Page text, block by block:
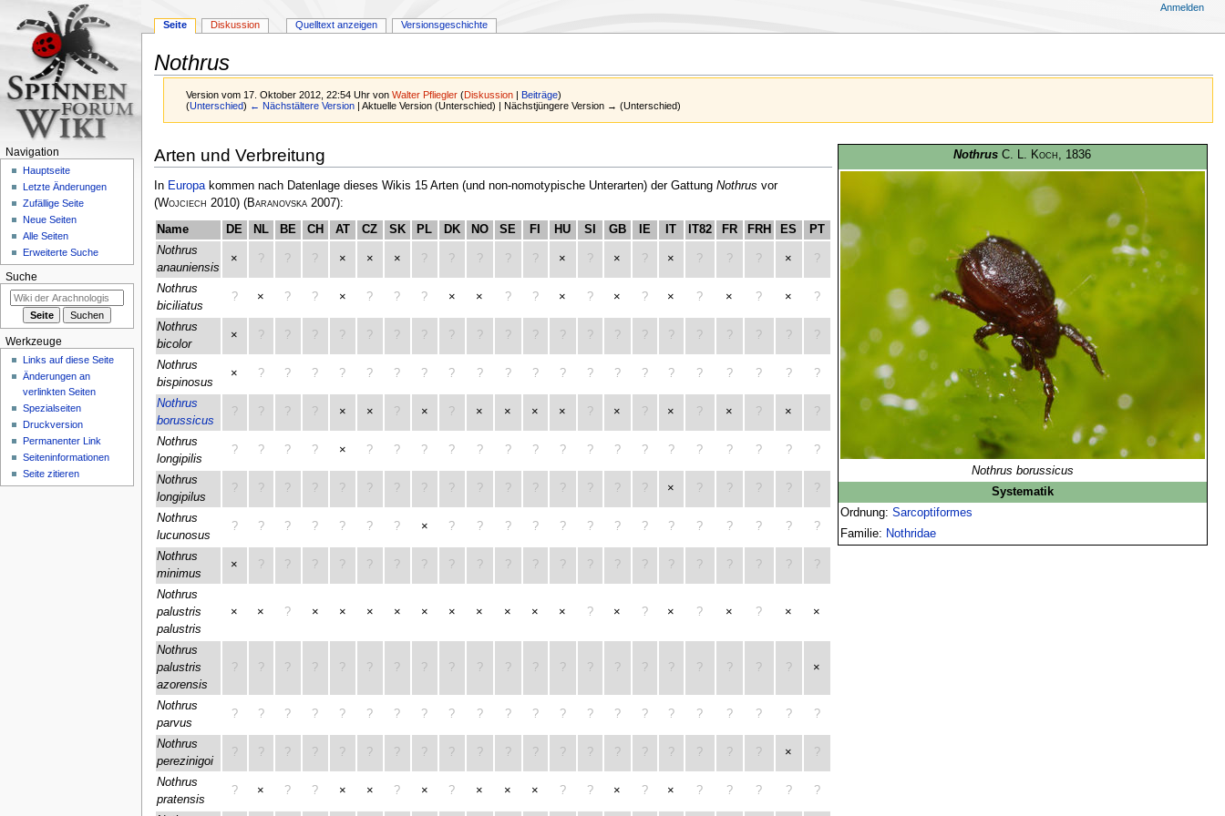
Nothrus
Version vom 17. Oktober 2012, 22:54 Uhr vonWalter Pfliegler (Diskussion Beiträge)
(Unterschied) ← Nächstältere Version | Aktuelle Version (Unterschied) | Nächstjüngere Version → (Unterschied)
Navigation
springen
Suche
springen
Nothrus C. L. Koch , 1836
Nothrus borussicus
Systematik
Ordnung: Sarcoptiformes
Familie: Nothridae
Arten und Verbreitung
In Europakommen nach Datenlage dieses Wikis 15 Arten (und non-nomotypische Unterarten) der Gattung Nothrus vor
(Wojciech 2010) (Baranovska2007):
Name DE NL BE CH AT CZ SK PL DK NO SE FI HU SI GB IE IT IT82 FR FRH ES
PT
Nothrus
anauniensis
× ? ? ? × × × ? ? ? ? ? × ? × ? × ? ? ? × ?
Nothrus
biciliatus
? × ? ? × ? ? ? × × ? ? × ? × ? × ? × ? × ?
Nothrus
bicolor
× ? ? ? ? ? ? ? ? ? ? ? ? ? ? ? ? ? ? ? ? ?
Nothrus
bispinosus
× ? ? ? ? ? ? ? ? ? ? ? ? ? ? ? ? ? ? ? ? ?
Nothrus
borussicus
? ? ? ? × × ? × ? × × × × ? × ? × ? × ? × ?
Nothrus
longipilis
? ? ? ? × ? ? ? ? ? ? ? ? ? ? ? ? ? ? ? ? ?
Nothrus
longipilus
? ? ? ? ? ? ? ? ? ? ? ? ? ? ? ? × ? ? ? ? ?
Nothrus
lucunosus
? ? ? ? ? ? ? × ? ? ? ? ? ? ? ? ? ? ? ? ? ?
Nothrus
minimus
× ? ? ? ? ? ? ? ? ? ? ? ? ? ? ? ? ? ? ? ? ?
Nothrus
palustris
palustris
× × ? × × × × × × × × × × ? × ? × ? × ? × ×
Nothrus
palustris
azorensis
? ? ? ? ? ? ? ? ? ? ? ? ? ? ? ? ? ? ? ? ? ×
Nothrus
parvus
? ? ? ? ? ? ? ? ? ? ? ? ? ? ? ? ? ? ? ? ? ?
Nothrus
perezinigoi
? ? ? ? ? ? ? ? ? ? ? ? ? ? ? ? ? ? ? ? × ?
Nothrus
pratensis
? × ? ? × × ? × ? × × × ? ? × ? × ? ? ? ? ?
Seite Diskussion Quelltext anzeigen Versionsgeschichte
Anmelden
Navigation
Hauptseite
Letzte Änderungen
Zufällige Seite
Neue Seiten
Alle Seiten
Erweiterte Suche
Suche
Werkzeuge
Links auf diese Seite
Änderungen an
verlinkten Seiten
Spezialseiten
Druckversion
Permanenter Link
Seiten­­informationen
Seite zitieren